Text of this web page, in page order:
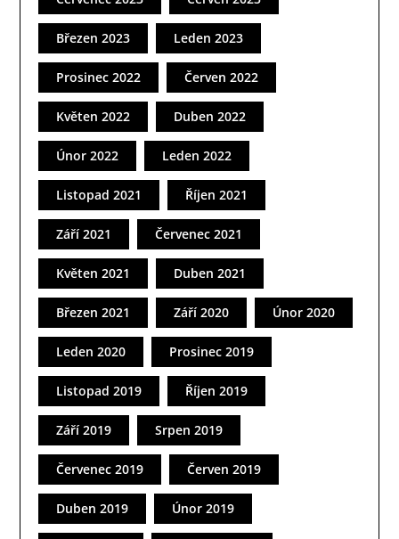
Březen 2023 Leden 2023
Prosinec 2022 Červen 2022
Květen 2022 Duben 2022
Únor 2022 Leden 2022
Listopad 2021 Říjen 2021
Září 2021 Červenec 2021
Květen 2021 Duben 2021
Březen 2021 Září 2020 Únor 2020
Leden 2020 Prosinec 2019
Listopad 2019 Říjen 2019
Září 2019 Srpen 2019
Červenec 2019 Červen 2019
Duben 2019 Únor 2019